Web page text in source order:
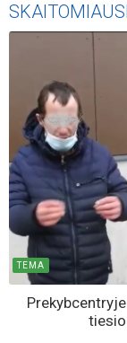
TEMA